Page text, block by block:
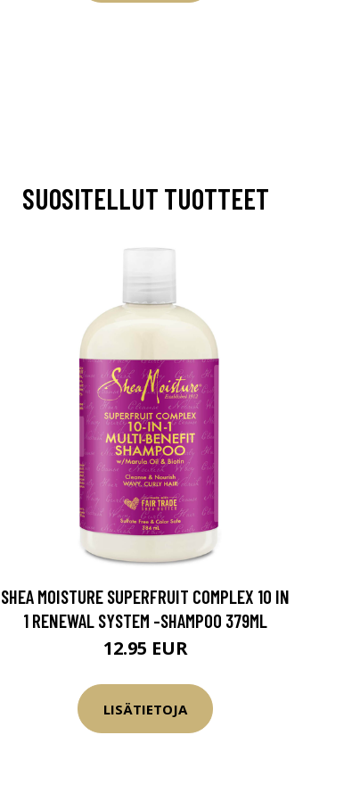
SUOSITELLUT TUOTTEET
SHEA MOISTURE SUPERFRUIT COMPLEX 10 IN
1 RENEWAL SYSTEM -SHAMPOO 379ML
12.95 EUR
LISÄTIETOJA